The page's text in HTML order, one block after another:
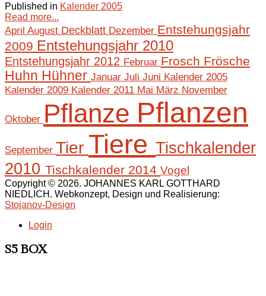
Published in Kalender 2005
Read more...
April August Deckblatt Dezember Entstehungsjahr
2009 Entstehungsjahr 2010
Entstehungsjahr 2012 Februar Frosch Frösche
Huhn Hühner Januar Juli Juni Kalender 2005
Kalender 2009 Kalender 2011 Mai März November
Oktober Pflanze Pflanzen
September Tier Tiere Tischkalender
2010 Tischkalender 2014 Vogel
Copyright © 2026. JOHANNES KARL GOTTHARD
NIEDLICH. Webkonzept, Design und Realisierung:
Stojanov-Design
Login
S5 BOX